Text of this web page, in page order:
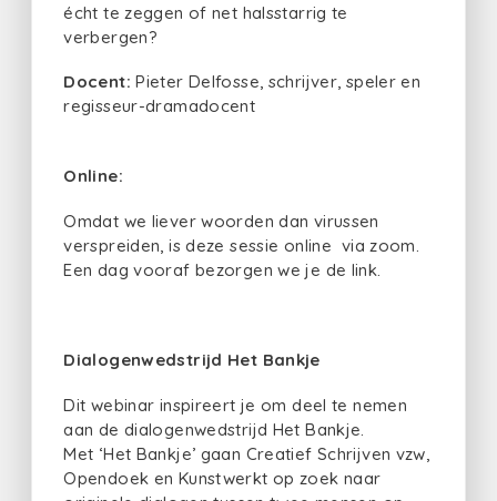
écht te zeggen of net halsstarrig te
verbergen?
Docent: Pieter Delfosse, schrijver, speler en
regisseur-dramadocent
Online:
Omdat we liever woorden dan virussen
verspreiden, is deze sessie online via zoom.
Een dag vooraf bezorgen we je de link.
Dialogenwedstrijd Het Bankje
Dit webinar inspireert je om deel te nemen
aan de dialogenwedstrijd Het Bankje.
Met ‘Het Bankje’ gaan Creatief Schrijven vzw,
Opendoek en Kunstwerkt op zoek naar